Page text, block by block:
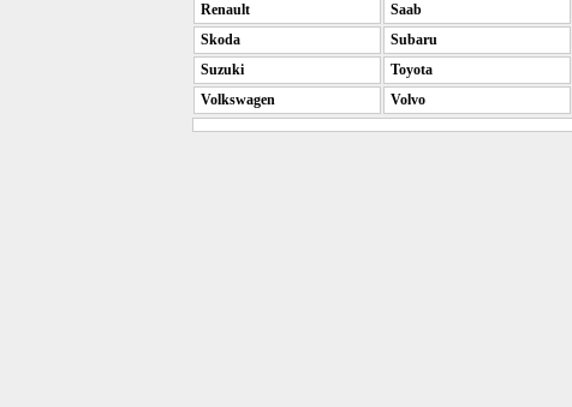
Renault
Saab
Skoda
Subaru
Suzuki
Toyota
Volkswagen
Volvo